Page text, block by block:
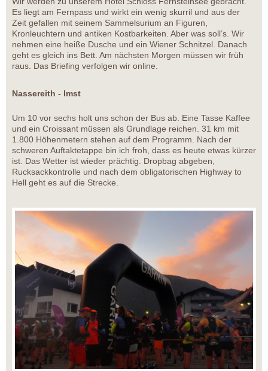
Es liegt am Fernpass und wirkt ein wenig skurril und aus der
Zeit gefallen mit seinem Sammelsurium an Figuren,
Kronleuchtern und antiken Kostbarkeiten. Aber was soll’s. Wir
nehmen eine heiße Dusche und ein Wiener Schnitzel. Danach
geht es gleich ins Bett. Am nächsten Morgen müssen wir früh
raus. Das Briefing verfolgen wir online.
Nassereith - Imst
Um 10 vor sechs holt uns schon der Bus ab. Eine Tasse Kaffee
und ein Croissant müssen als Grundlage reichen. 31 km mit
1.800 Höhenmetern stehen auf dem Programm. Nach der
schweren Auftaktetappe bin ich froh, dass es heute etwas kürzer
ist. Das Wetter ist wieder prächtig. Dropbag abgeben,
Rucksackkontrolle und nach dem obligatorischen Highway to
Hell geht es auf die Strecke.